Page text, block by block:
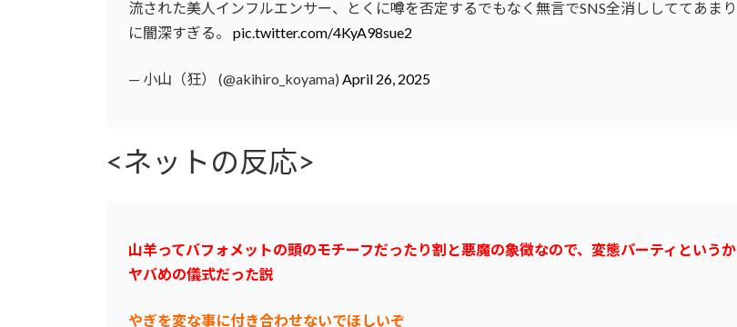
流された美人インフルエンサー、とくに噂を否定するでもなく無言でSNS全消ししててあまり
に闇深すぎる。 pic.twitter.com/4KyA98sue2
— 小山（狂） (@akihiro_koyama) April 26, 2025
<ネットの反応>
山羊ってバフォメットの頭のモチーフだったり割と悪魔の象徴なので、変態パーティというか
ヤバめの儀式だった説
やぎを変な事に付き合わせないでほしいぞ